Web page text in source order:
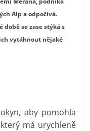
Alp a odpočívá.
době se zase stýká s
vytáhnout nějaké
aby pomohla
má urychleně